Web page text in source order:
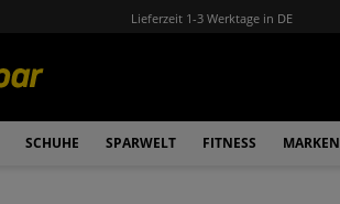
Lieferzeit 1-3 Werktage in DE
SCHUHE SPARWELT FITNESS MARKEN